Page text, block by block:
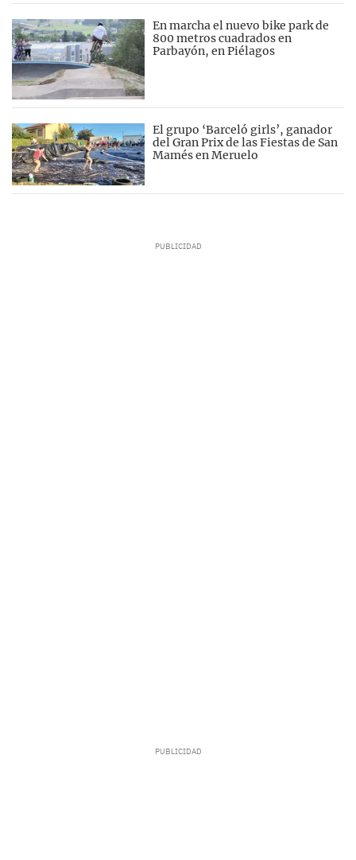
En marcha el nuevo bike park de
800 metros cuadrados en
Parbayón, en Piélagos
El grupo ‘Barceló girls’, ganador
del Gran Prix de las Fiestas de San
Mamés en Meruelo